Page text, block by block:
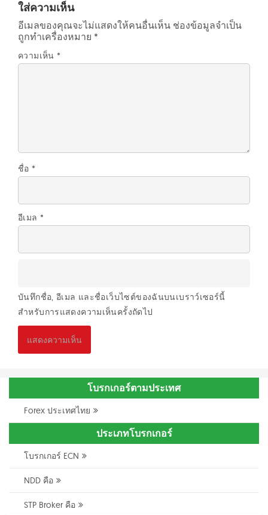
ใส่ความเห็น
อีเมลของคุณจะไม่แสดงให้คนอื่นเห็น ช่องข้อมูลจำเป็น
ถูกทำเครื่องหมาย *
ความเห็น *
ชื่อ *
อีเมล *
บันทึกชื่อ, อีเมล และชื่อเว็บไซต์ของฉันบนเบราว์เซอร์นี้
สำหรับการแสดงความเห็นครั้งถัดไป
โบรกเกอร์ตามประเทศ
Forex ประเทศไทย
ประเภทโบรกเกอร์
โบรกเกอร์ ECN
NDD คือ
STP Broker คือ